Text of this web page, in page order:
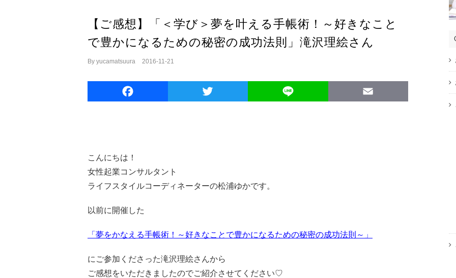
【ご感想】「＜学び＞夢を叶える手帳術！～好きなこと
で豊かになるための秘密の成功法則」滝沢理絵さん
By yucamatsuura 2016-11-21
Facebook
こんにちは！
女性起業コンサルタント
ライフスタイルコーディネーターの松浦ゆかです。
以前に開催した
「夢をかなえる手帳術！～好きなことで豊かになるための秘密の成功法則～」
にご参加くださった滝沢理絵さんから
ご感想をいただきましたのでご紹介させてください♡